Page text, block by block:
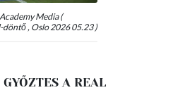
Media (
döntő , Oslo 2026 05.23 )
A REAL